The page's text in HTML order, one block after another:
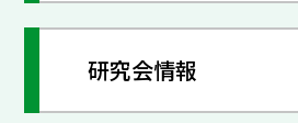
研究会情報